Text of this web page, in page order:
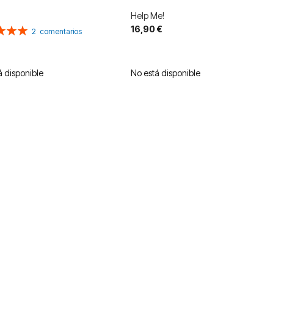
2 comentarios
disponible
Help Me!
16,90 €
No está disponible